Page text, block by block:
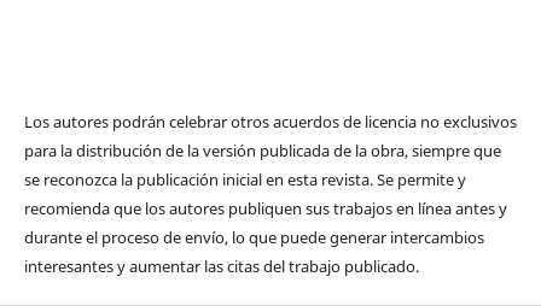
Los autores podrán celebrar otros acuerdos de licencia no exclusivos
para la distribución de la versión publicada de la obra, siempre que
se reconozca la publicación inicial en esta revista. Se permite y
recomienda que los autores publiquen sus trabajos en línea antes y
durante el proceso de envío, lo que puede generar intercambios
interesantes y aumentar las citas del trabajo publicado.